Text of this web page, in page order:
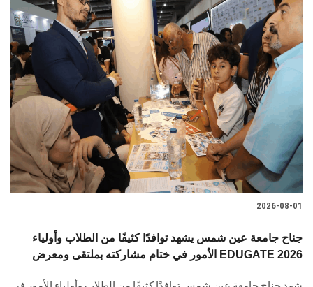
الإعلام
تواصل معنا
الطلاب
هيئة التدريس
الدراسات العليا
الموظفون
2026-08-01
جناح جامعة عين شمس يشهد توافدًا كثيفًا من الطلاب وأولياء
الأمور في ختام مشاركته بملتقى ومعرض EDUGATE 2026